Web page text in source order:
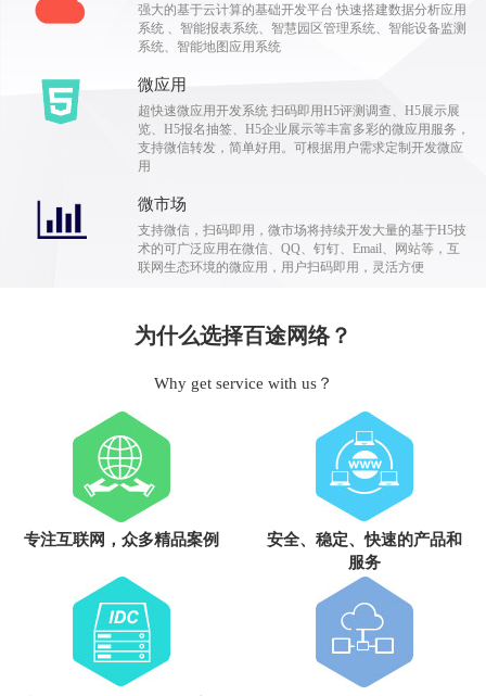
强大的基于云计算的基础开发平台 快速搭建数据分析应用
系统 、智能报表系统、智慧园区管理系统、智能设备监测
系统、智能地图应用系统
微应用
超快速微应用开发系统 扫码即用H5评测调查、H5展示展
览、H5报名抽签、H5企业展示等丰富多彩的微应用服务，
支持微信转发，简单好用。可根据用户需求定制开发微应
用
微市场
支持微信，扫码即用，微市场将持续开发大量的基于H5技
术的可广泛应用在微信、QQ、钉钉、Email、网站等，互
联网生态环境的微应用，用户扫码即用，灵活方便
为什么选择百途网络？
Why get service with us？
专注互联网，众多精品案例
安全、稳定、快速的产品和
服务